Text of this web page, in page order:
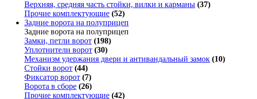
Верхняя, средняя часть стойки, вилки и карманы (37)
Прочие комплектующие (52)
Задние ворота на полуприцеп
Задние ворота на полуприцеп
Замки, петли ворот (198)
Уплотнители ворот (30)
Механизм удержания двери и антивандальный замок (10)
Стойки ворот (44)
Фиксатор ворот (7)
Ворота в сборе (26)
Прочие комплектующие (42)